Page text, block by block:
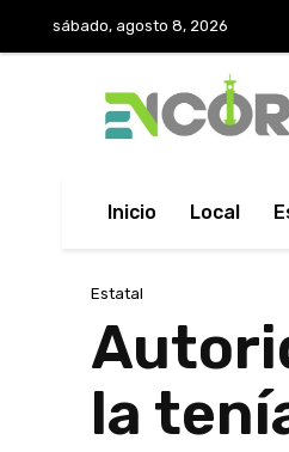
sábado, agosto 8, 2026
Inicio Local
Estatal
la